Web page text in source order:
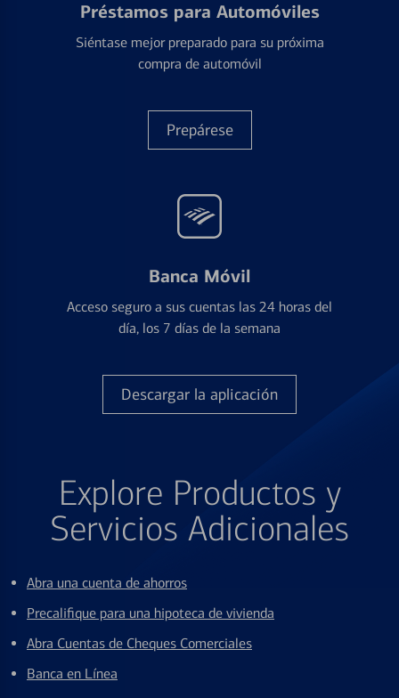
Préstamos para Automóviles
Siéntase mejor preparado para su próxima
compra de automóvil
Prepárese
Banca Móvil
Acceso seguro a sus cuentas las 24 horas del
día, los 7 días de la semana
Descargar la aplicación
Explore Productos y
Servicios Adicionales
Abra una cuenta de ahorros
Precalifique para una hipoteca de vivienda
Abra Cuentas de Cheques Comerciales
Banca en Línea